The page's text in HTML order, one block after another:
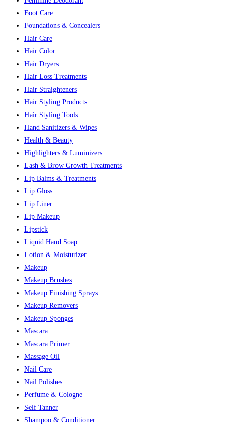
Foot Care
Foundations & Concealers
Hair Care
Hair Color
Hair Dryers
Hair Loss Treatments
Hair Straighteners
Hair Styling Products
Hair Styling Tools
Hand Sanitizers & Wipes
Health & Beauty
Highlighters & Luminizers
Lash & Brow Growth Treatments
Lip Balms & Treatments
Lip Gloss
Lip Liner
Lip Makeup
Lipstick
Liquid Hand Soap
Lotion & Moisturizer
Makeup
Makeup Brushes
Makeup Finishing Sprays
Makeup Removers
Makeup Sponges
Mascara
Mascara Primer
Massage Oil
Nail Care
Nail Polishes
Perfume & Cologne
Self Tanner
Shampoo & Conditioner